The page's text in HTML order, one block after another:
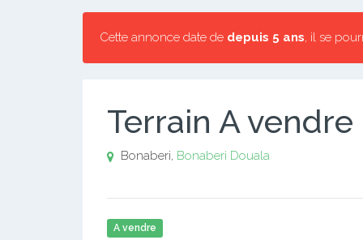
Cette annonce date de depuis 5 ans, il se
Terrain A
Bonaberi, Bonaberi Douala
A vendre